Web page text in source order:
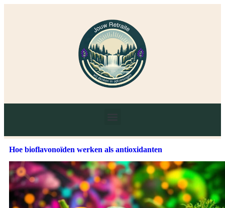
Hoe bioflavonoïden werken als antioxidanten